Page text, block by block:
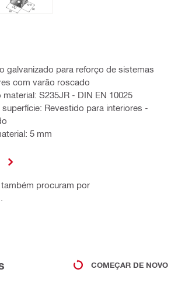
galvanizado para reforço de sistemas
com varão roscado
S235JR - DIN EN 10025
Revestido para interiores -
5 mm
procuram por
COMEÇAR DE NOVO